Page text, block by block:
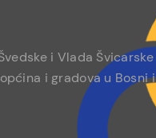
i Vlada Švicarske
i gradova u Bosni i